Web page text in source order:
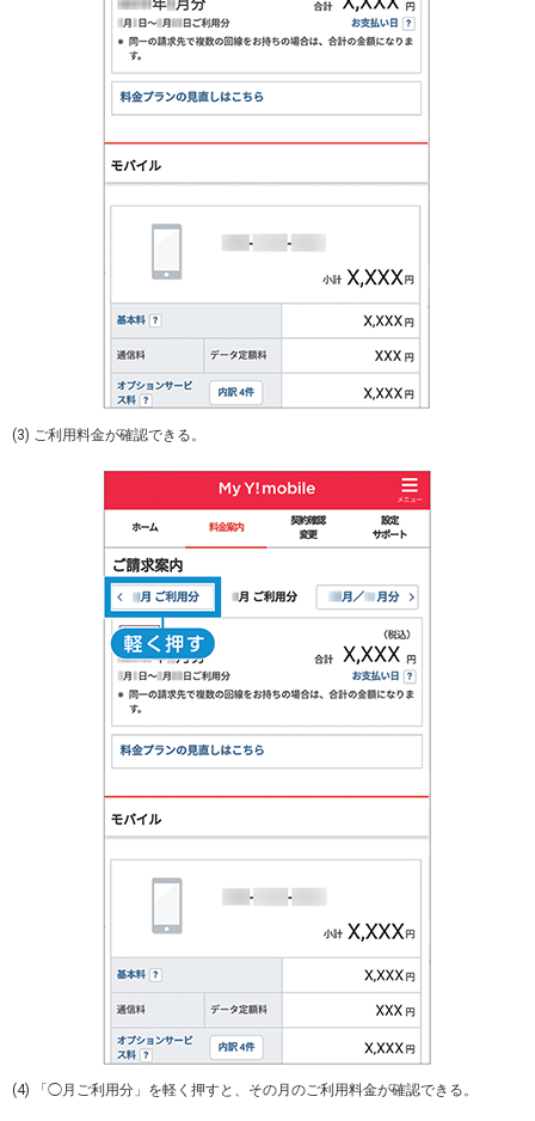
(3) ご利用料金が確認できる。
(4) 「◯月ご利用分」を軽く押すと、その月のご利用料金が確認できる。